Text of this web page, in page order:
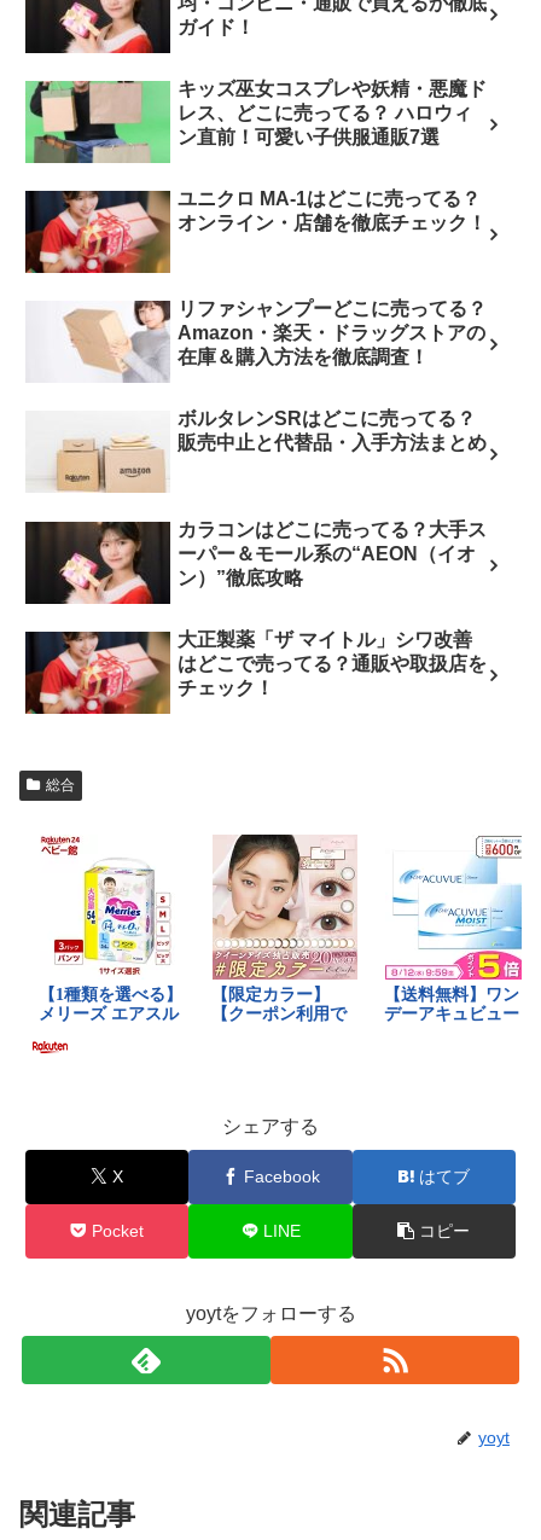
ガイド！
キッズ巫女コスプレや妖精・悪魔ド
レス、どこに売ってる？ ハロウィ
ン直前！可愛い子供服通販7選
ユニクロ MA-1はどこに売ってる？
オンライン・店舗を徹底チェック！
リファシャンプーどこに売ってる？
Amazon・楽天・ドラッグストアの
在庫＆購入方法を徹底調査！
ボルタレンSRはどこに売ってる？
販売中止と代替品・入手方法まとめ
カラコンはどこに売ってる？大手ス
ーパー＆モール系の“AEON（イオ
ン）”徹底攻略
大正製薬「ザ マイトル」シワ改善
はどこで売ってる？通販や取扱店を
チェック！
総合
シェアする
X Facebook はてブ
Pocket LINE コピー
yoytをフォローする
yoyt
関連記事